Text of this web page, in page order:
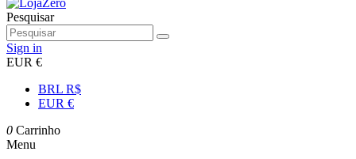
Pesquisar
Sign in
EUR €
BRL R$
EUR €
0 Carrinho
Menu